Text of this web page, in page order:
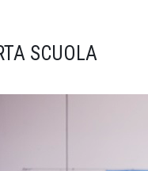
SCUOLA